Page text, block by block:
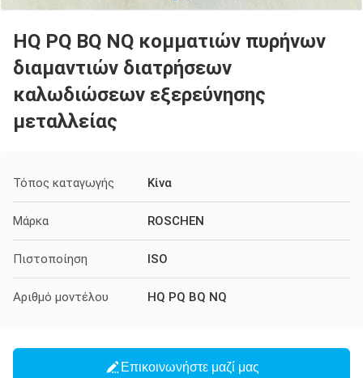
HQ PQ BQ NQ κομματιών πυρήνων
διαμαντιών διατρήσεων
καλωδιώσεων εξερεύνησης
μεταλλείας
Τόπος καταγωγής Κίνα
Μάρκα ROSCHEN
Πιστοποίηση ISO
Αριθμό μοντέλου HQ PQ BQ NQ
Επικοινωνήστε μαζί μας